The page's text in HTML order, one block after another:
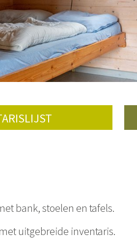
bank, stoelen en tafels.
uitgebreide inventaris.